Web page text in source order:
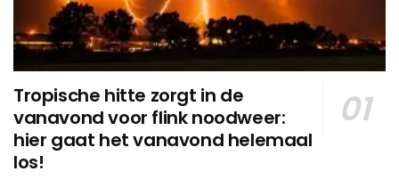
Tropische hitte zorgt in de
vanavond voor flink noodweer:
hier gaat het vanavond helemaal
los!